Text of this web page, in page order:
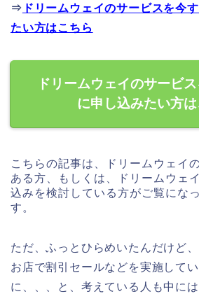
⇒ ドリームウェイのサービスを今
たい方はこちら
ドリームウェイのサービ
に申し込みたい方
こちらの記事は、ドリームウェイ
ある方、もしくは、ドリームウェ
込みを検討している方がご覧にな
す。
ただ、ふっとひらめいたんだけど
お店で割引セールなどを実施して
に、、、と、考えている人も中に